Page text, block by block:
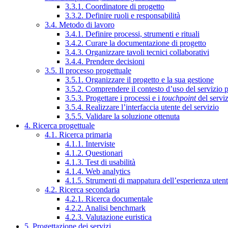
3.3.1. Coordinatore di progetto
3.3.2. Definire ruoli e responsabilità
3.4. Metodo di lavoro
3.4.1. Definire processi, strumenti e rituali
3.4.2. Curare la documentazione di progetto
3.4.3. Organizzare tavoli tecnici collaborativi
3.4.4. Prendere decisioni
3.5. Il processo progettuale
3.5.1. Organizzare il progetto e la sua gestione
3.5.2. Comprendere il contesto d’uso del servizio
3.5.3. Progettare i processi e i touchpointdel
3.5.4. Realizzare l’interfaccia utente del servizio
3.5.5. Validare la soluzione ottenuta
4. Ricerca progettuale
4.1. Ricerca primaria
4.1.1. Interviste
4.1.2. Questionari
4.1.3. Test di usabilità
4.1.4. Web analytics
4.1.5. Strumenti di mappatura dell’esperienza
4.2. Ricerca secondaria
4.2.1. Ricerca documentale
4.2.2. Analisi benchmark
4.2.3. Valutazione euristica
5. Progettazione dei servizi